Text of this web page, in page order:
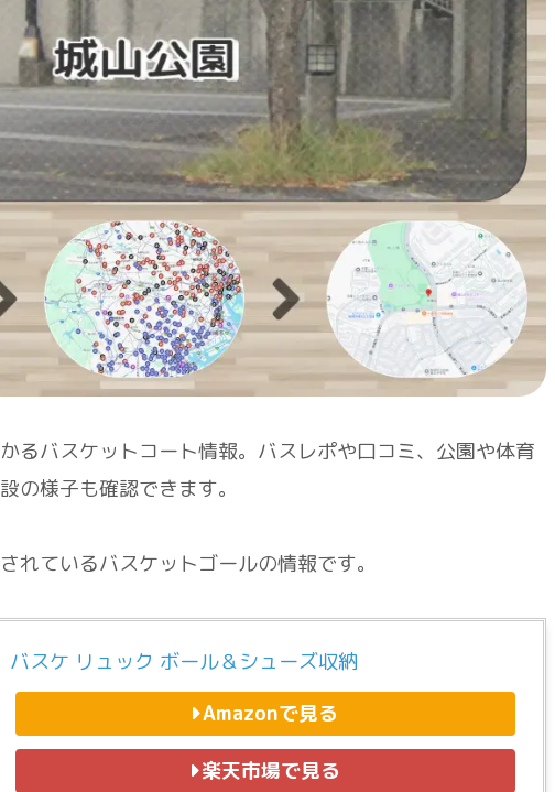
るバスケットコート情報。バスレポや口コミ、公園や体育
の様子も確認できます。
れているバスケットゴールの情報です。
バスケ リュック ボール＆シューズ収納
Amazonで見る
楽天市場で見る